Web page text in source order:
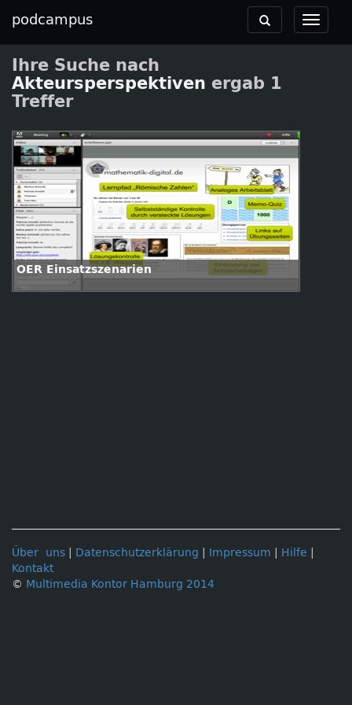
podcampus
Toggle
Toggle
navigation
Ihre Suche nach
Akteursperspektiven ergab 1
Treffer
OER Einsatzszenarien
Über uns Datenschutzerklärung Impressum Hilfe
Kontakt
© Multimedia Kontor Hamburg 2014